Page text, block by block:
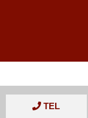
TEL